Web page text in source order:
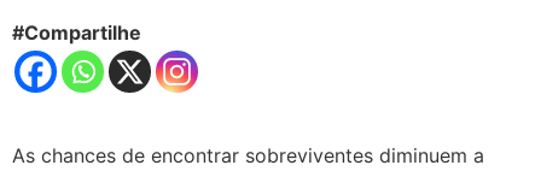
#Compartilhe
As chances de encontrar sobreviventes diminuem a